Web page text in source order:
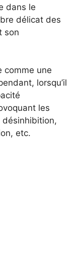
dans le
délicat des
son
comme une
lorsqu’il
les
désinhibition,
etc.